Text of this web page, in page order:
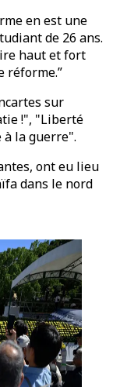
en est une
de 26 ans.
haut et fort
réforme.”
sur
!", "Liberté
la guerre".
ont eu lieu
dans le nord